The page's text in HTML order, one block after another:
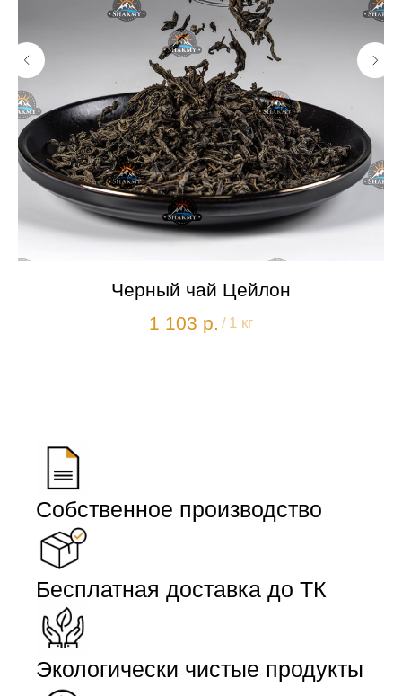
Черный чай Цейлон
1 103 р. / 1 кг
Собственное производство
Бесплатная доставка до ТК
Экологически чистые продукты